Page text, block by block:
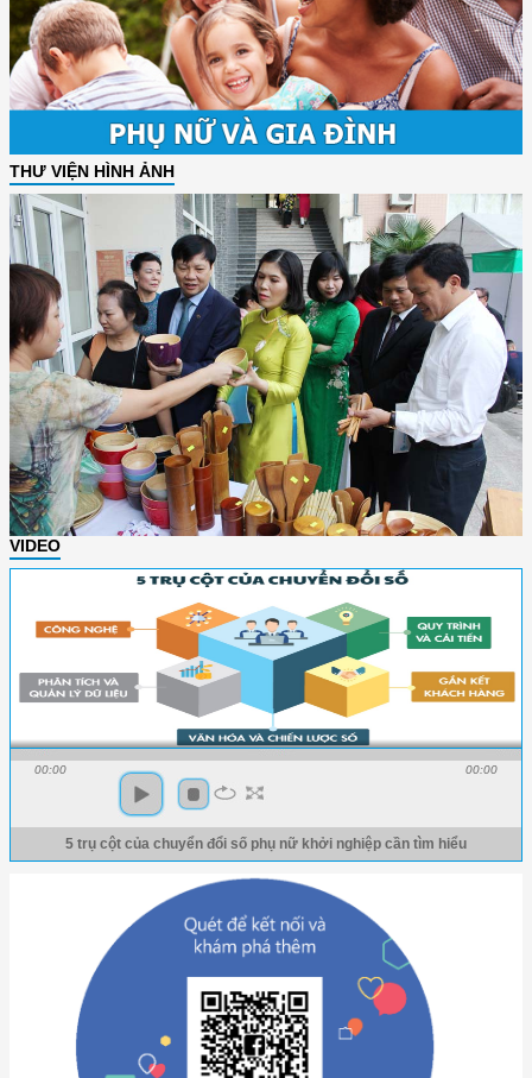
THƯ VIỆN HÌNH ẢNH
VIDEO
00:00 00:00
5 trụ cột của chuyển đổi số phụ nữ khởi nghiệp cần tìm hiểu